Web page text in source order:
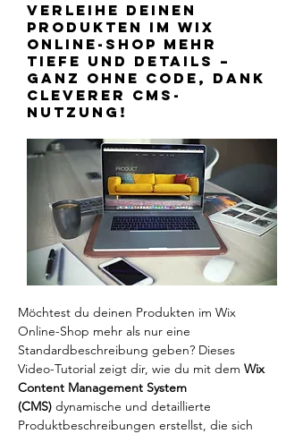
Verleihe deinen
Produkten im Wix
Online-Shop mehr
Tiefe und Details –
ganz ohne Code, dank
cleverer CMS-
Nutzung!
Möchtest du deinen Produkten im Wix
Online-Shop mehr als nur eine
Standardbeschreibung geben? Dieses
Video-Tutorial zeigt dir, wie du mit dem Wix
Content Management System
(CMS) dynamische und detaillierte
Produktbeschreibungen erstellst, die sich